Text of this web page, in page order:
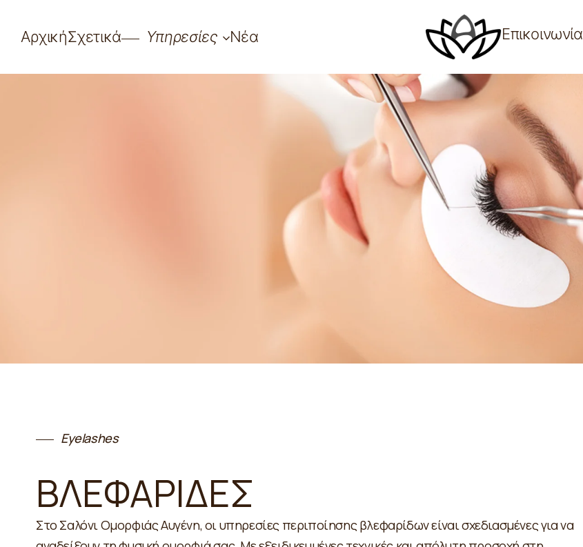
ΑρχικήΣχετικά Υπηρεσίες Νέα Επικοινωνία
Eyelashes
ΒΛΕΦΑΡΙΔΕΣ
Στο Σαλόνι Ομορφιάς Αυγένη, οι υπηρεσίες περιποίησης βλεφαρίδων είναι σχεδιασμένες για να